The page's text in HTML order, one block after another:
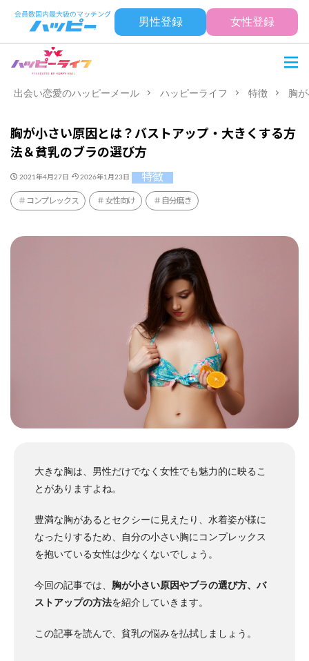
男性登録 女性登録
出会い恋愛のハッピーメール ハッピーライフ 特徴 胸
胸が小さい原因とは？バストアップ・大きくする方
法＆貧乳のブラの選び方
2021年4月27日 2026年1月23日 特徴
コンプレックス 女性向け 自分磨き
大きな胸は、男性だけでなく女性でも魅力的に映るこ
とがありますよね。
豊満な胸があるとセクシーに見えたり、水着姿が様に
なったりするため、自分の小さい胸にコンプレックス
を抱いている女性は少なくないでしょう。
今回の記事では、 胸が小さい原因やブラの選び方、バ
ストアップの方法を紹介していきます。
この記事を読んで、貧乳の悩みを払拭しましょう。